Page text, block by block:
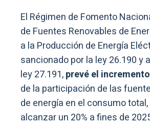
El Régimen de Fomento
de Fuentes Renovables de
a la Producción de Energía
sancionado por la ley 26.190 y
ley 27.191,prevé el
de la participación de las
de energía en el consumo
alcanzar un 20% a fines de